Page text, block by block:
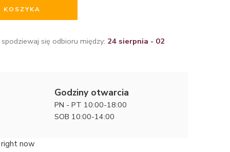
KOSZYKA
się odbioru między: 24 sierpnia - 02
Godziny otwarcia
PN - PT 10:00-18:00
SOB 10:00-14:00
now